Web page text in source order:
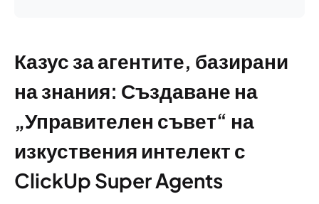
Казус за агентите, базирани
на знания: Създаване на
„Управителен съвет“ на
изкуствения интелект с
ClickUp Super Agents